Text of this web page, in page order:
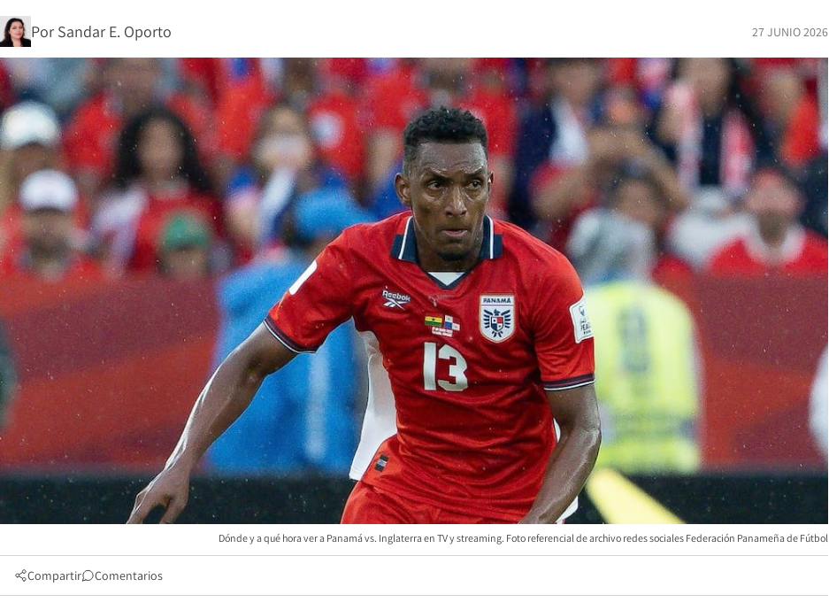
Por Sandar E. Oporto 27 JUNIO 2026
Dónde y a qué hora ver a Panamá vs. Inglaterra en TV y streaming. Foto referencial de archivo redes sociales Federación Panameña de Fútbol
Compartir Comentarios